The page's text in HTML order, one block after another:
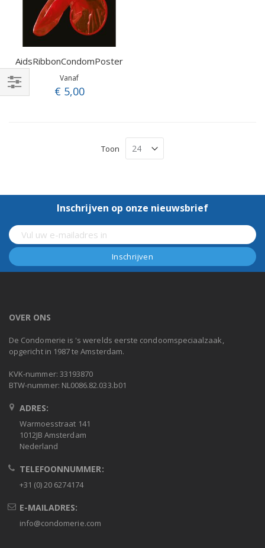
AidsRibbonCondomPoster
Vanaf
€ 5,00
Toon
Filteren
Inschrijven op onze nieuwsbrief
OVER ONS
De Condomerie is 's werelds eerste condoomspeciaalzaak,
opgericht in 1987 te Amsterdam.
KVK-nummer: 33193870
BTW-nummer: NL0086.82.033.b01
ADRES:
Warmoesstraat 141
1012JB Amsterdam
Nederland
TELEFOONNUMMER:
+31 (0) 20 6274174
E-MAILADRES:
info@condomerie.com